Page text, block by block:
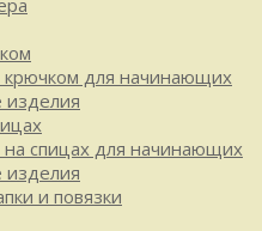
крючком для начинающих
изделия
на спицах для начинающих
изделия
и повязки